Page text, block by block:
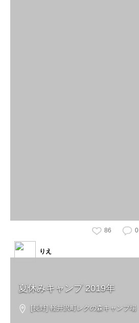
86 0
夏休みキャンプ 2019年
[長野] 軽井沢町レクの森キャンプ場
りえ